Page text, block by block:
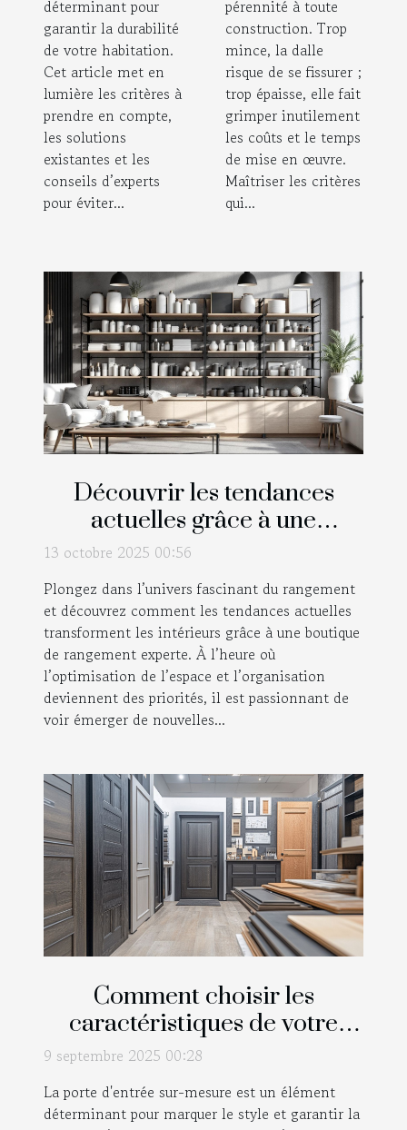
déterminant pour
garantir la durabilité
de votre habitation.
Cet article met en
lumière les critères à
prendre en compte,
les solutions
existantes et les
conseils d’experts
pour éviter...
pérennité à toute
construction. Trop
mince, la dalle
risque de se fissurer ;
trop épaisse, elle fait
grimper inutilement
les coûts et le temps
de mise en œuvre.
Maîtriser les critères
qui...
Découvrir les tendances
actuelles grâce à une
boutique de rangement
13 octobre 2025 00:56
Plongez dans l’univers fascinant du rangement
et découvrez comment les tendances actuelles
transforment les intérieurs grâce à une boutique
de rangement experte. À l’heure où
l’optimisation de l’espace et l’organisation
deviennent des priorités, il est passionnant de
voir émerger de nouvelles...
Comment choisir les
caractéristiques de votre
porte d'entrée sur-mesure ?
9 septembre 2025 00:28
La porte d'entrée sur-mesure est un élément
déterminant pour marquer le style et garantir la